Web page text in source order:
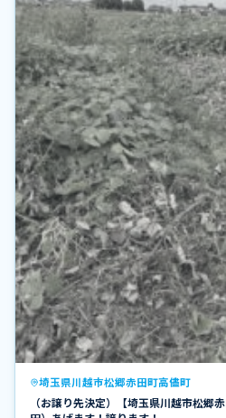
埼玉県川越市松郷赤田町高儘町
（お譲り先決定）【埼玉県川越市松郷